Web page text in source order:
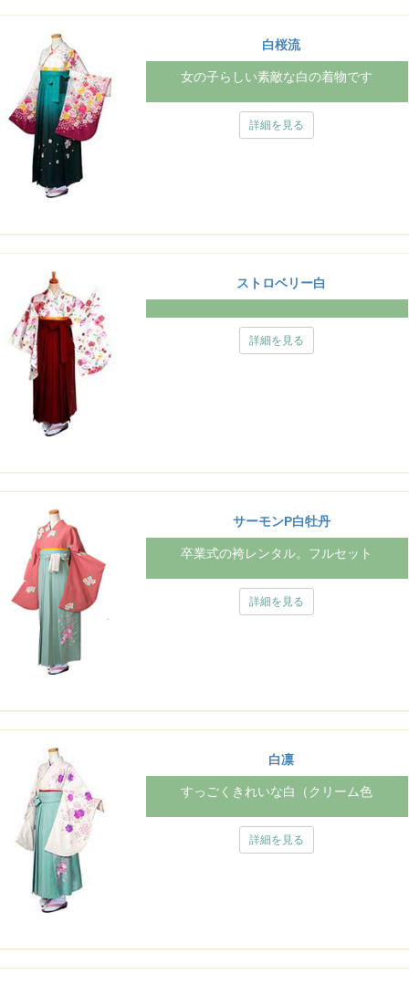
白桜流
女の子らしい素敵な白の着物です
詳細を見る
ストロベリー白
詳細を見る
サーモンP白牡丹
卒業式の袴レンタル。フルセット
詳細を見る
白凛
すっごくきれいな白（クリーム色
詳細を見る